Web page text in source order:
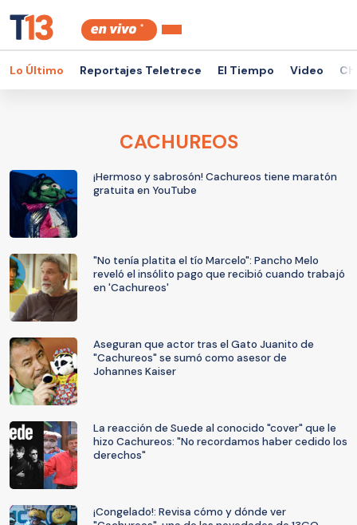
Lo Último Reportajes Teletrece El Tiempo Video
CACHUREOS
¡Hermoso y sabrosón! Cachureos tiene maratón
gratuita en YouTube
"No tenía platita el tío Marcelo": Pancho Melo
reveló el insólito pago que recibió cuando trabajó
en 'Cachureos'
Aseguran que actor tras el Gato Juanito de
"Cachureos" se sumó como asesor de
Johannes Kaiser
La reacción de Suede al conocido "cover" que le
hizo Cachureos: "No recordamos haber cedido los
derechos"
¡Congelado!: Revisa cómo y dónde ver